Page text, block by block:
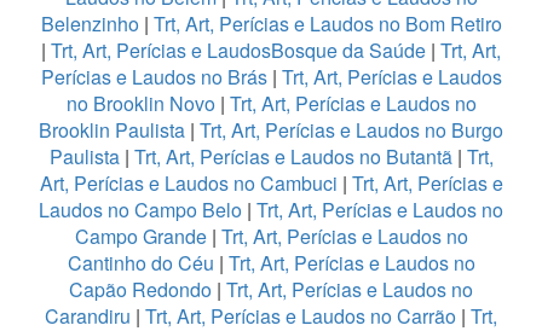
Belenzinho| Trt, Art, Perícias e Laudos no Bom Retiro
| Trt, Art, Perícias e LaudosBosque da Saúde | Trt, Art,
Perícias e Laudos no Brás| Trt, Art, Perícias e Laudos
no Brooklin Novo| Trt, Art, Perícias e Laudos no
Brooklin Paulista | Trt, Art, Perícias e Laudos no Burgo
Paulista| Trt, Art, Perícias e Laudos no Butantã| Trt,
Art, Perícias e Laudos no Cambuci | Trt, Art, Perícias e
Laudos no Campo Belo | Trt, Art, Perícias e Laudos no
Campo Grande| Trt, Art, Perícias e Laudos no
Cantinho do Céu | Trt, Art, Perícias e Laudos no
Capão Redondo | Trt, Art, Perícias e Laudos no
Carandiru | Trt, Art, Perícias e Laudos no Carrão | Trt,